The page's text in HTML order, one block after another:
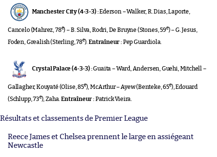
Manchester City (4-3-3) :Ederson – Walker, R. Dias, Laporte,
Cancelo (Mahrez, 78e) – B. Silva, Rodri, De Bruyne (Stones, 59e) – G. Jesus,
Foden, Grealish (Sterling, 78e).Entraîneur :Pep Guardiola.
Crystal Palace (4-3-3) :Guaita – Ward, Andersen, Guehi, Mitchell –
Gallagher, Kouyaté (Olise, 85e), McArthur – Ayew (Benteke, 65e), Edouard
(Schlupp, 73e), Zaha.Entraîneur :Patrick Vieira.
Résultats et classements de Premier League
Reece James et Chelsea prennent le large en assiégeant
Newcastle